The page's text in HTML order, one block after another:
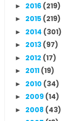
► 2016 (219)
► 2015 (219)
► 2014 (301)
► 2013 (97)
► 2012 (17)
► 2011 (19)
► 2010 (34)
► 2009 (14)
► 2008 (43)